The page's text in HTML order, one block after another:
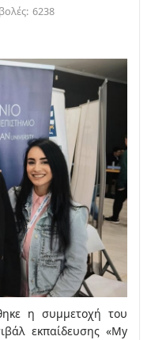
6238
η συμμετοχή του
εκπαίδευσης «My